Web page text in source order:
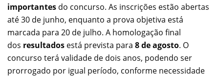
importantes do concurso. As inscrições estão abertas
até 30 de junho, enquanto a prova objetiva está
marcada para 20 de julho. A homologação final
dos resultados está prevista para 8 de agosto. O
concurso terá validade de dois anos, podendo ser
prorrogado por igual período, conforme necessidade